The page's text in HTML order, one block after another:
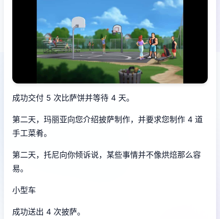
成功交付 5 次比萨饼并等待 4 天。
第二天，玛丽亚向您介绍披萨制作，并要求您制作 4 道
手工菜肴。
第二天，托尼向你倾诉说，某些事情并不像烘焙那么容
易。
小型车
成功送出 4 次披萨。